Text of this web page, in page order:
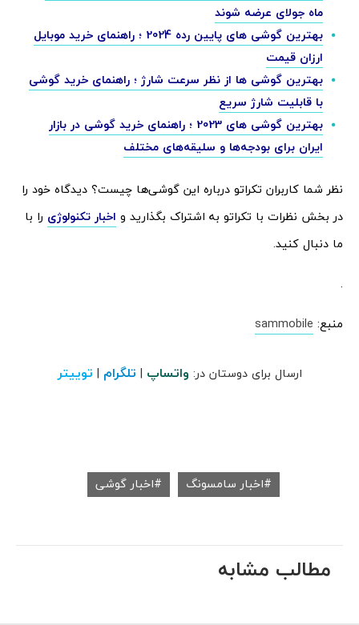
ماه جولای عرضه شوند
بهترین گوشی های پایین رده 2024 ؛ راهنمای خرید موبایل
ارزان قیمت
بهترین گوشی ها از نظر سرعت شارژ ؛ راهنمای خرید گوشی
با قابلیت شارژ سریع
بهترین گوشی های 2023 ؛ راهنمای خرید گوشی در بازار
ایران برای بودجه‌ها و سلیقه‌های مختلف
نظر شما کاربران تکراتو درباره این گوشی‌ها چیست؟ دیدگاه خود را
در بخش نظرات با تکراتو به اشتراک بگذارید و اخبار تکنولوژی را با
ما دنبال کنید.
.
منبع: sammobile
ارسال برای دوستان در: واتساپ | تلگرام | توییتر
اخبار سامسونگ اخبار گوشی
مطالب مشابه